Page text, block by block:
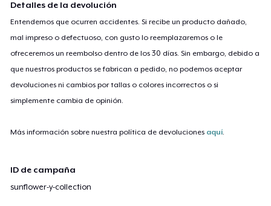
Detalles de la devolución
Entendemos que ocurren accidentes. Si recibe un producto dañado,
mal impreso o defectuoso, con gusto lo reemplazaremos o le
ofreceremos un reembolso dentro de los 30 días. Sin embargo, debido a
que nuestros productos se fabrican a pedido, no podemos aceptar
devoluciones ni cambios por tallas o colores incorrectos o si
simplemente cambia de opinión.
Más información sobre nuestra política de devoluciones aquí
ID de campaña
sunflower-y-collection